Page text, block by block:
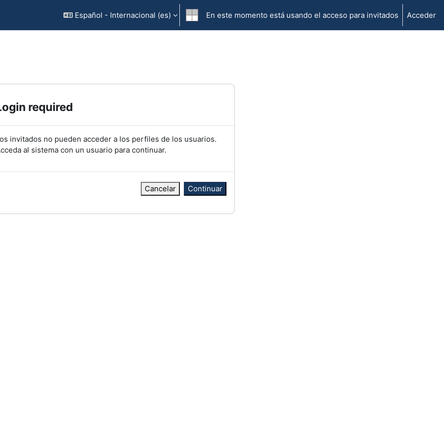
Español - Internacional ‎(es)‎ En este momento está usando el acceso para invitados Acceder
required
invitados no pueden acceder a los perfiles de los usuarios.
al sistema con un usuario para continuar.
Cancelar Continuar